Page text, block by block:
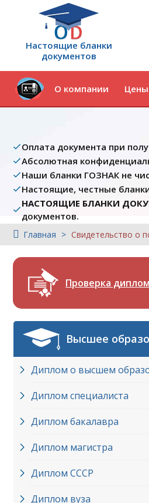
Настоящие бланки
документов
О компании
Оплата документа при
Абсолютная
Наши бланки ГОЗНАК не
Настоящие, честные
НАСТОЯЩИЕ БЛАНКИ
документов.
Главная Свидетельство о
Проверка
Высшее
Диплом о высшем
Диплом специалиста
Диплом бакалавра
Диплом магистра
Диплом СССР
Диплом вуза